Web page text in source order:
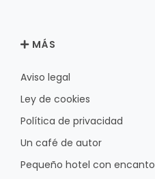
MÁS
Aviso legal
Ley de cookies
Política de privacidad
Un café de autor
Pequeño hotel con encanto